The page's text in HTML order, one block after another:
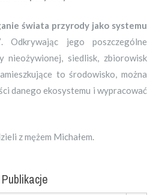
świata przyrody jako systemu
. Odkrywając jego poszczególne
nieożywionej, siedlisk, zbiorowisk
to środowisko, można
danego ekosystemu i wypracować
z mężem Michałem.
Publikacje